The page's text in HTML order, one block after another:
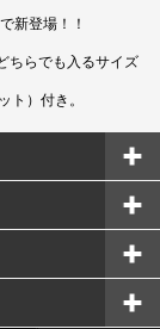
新登場！！
ちらでも入るサイズ
）付き。